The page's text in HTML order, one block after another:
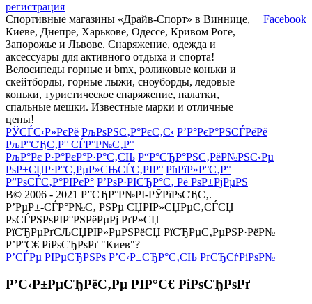
регистрация
Спортивные магазины «Драйв-Спорт» в Виннице,
Киеве, Днепре, Харькове, Одессе, Кривом Роге,
Запорожье и Львове. Снаряжение, одежда и
аксессуары для активного отдыха и спорта!
Велосипеды горные и bmx, роликовые коньки и
скейтборды, горные лыжи, сноуборды, ледовые
коньки, туристическое снаряжение, палатки,
спальные мешки. Известные марки и отличные
цены!
Facebook
РЎСЃС‹Р»РєРё РљРѕРЅС‚Р°РєС‚С‹ Р’Р°РєР°РЅСЃРёРё
РљР°СЂС‚Р° СЃР°Р№С‚Р°
РљР°Рє Р·Р°РєР°Р·Р°С‚СЊ Р“Р°СЂР°РЅС‚РёР№РЅС‹Рµ
РѕР±СЏР·Р°С‚РµР»СЊСЃС‚РІР° РћРїР»Р°С‚Р°
Р”РѕСЃС‚Р°РІРєР° Р’РѕР·РІСЂР°С‚ Рё РѕР±РјРµРЅ
В© 2006 - 2021 Р”СЂР°Р№РІ-РЎРїРѕСЂС‚.
Р’РµР±-СЃР°Р№С‚ РЅРµ СЏРІР»СЏРµС‚СЃСЏ
РѕСЃРЅРѕРІР°РЅРёРµРј РґР»СЏ
РїСЂРµРґСЉСЏРІР»РµРЅРёСЏ РїСЂРµС‚РµРЅР·РёР№
Р’Р°С€ РіРѕСЂРѕРґ "Киев"?
Р’СЃРµ РІРµСЂРЅРѕ Р’С‹Р±СЂР°С‚СЊ РґСЂСѓРіРѕР№
Р’С‹Р±РµСЂРёС‚Рµ РІР°С€ РіРѕСЂРѕРґ